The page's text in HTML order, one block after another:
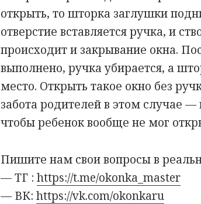
открыть, то шторка заглушки
отверстие вставляется ручка, и
происходит и закрывание окна.
выполнено, ручка убирается, а
место. Открыть такое окно без
забота родителей в этом случае
чтобы ребенок вообще не мог
Пишите нам свои вопросы в
— ТГ :https://t.me/okonka_master
— ВК:https://vk.com/okonkaru